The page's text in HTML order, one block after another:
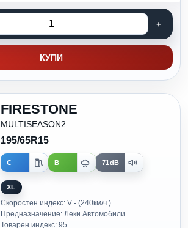
КУПИ
FIRESTONE
MULTISEASON2
195/65R15
C B 71dB
XL
Скоростен индекс: V - (240км/ч.)
Предназначение: Леки Автомобили
Товарен индекс: 95